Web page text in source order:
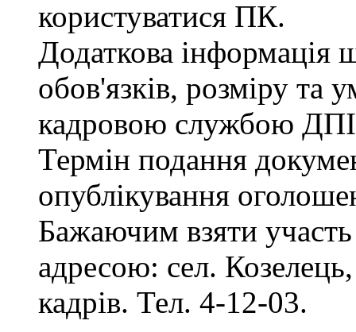
користуватися ПК.
Додаткова інформація
обов'язків, розміру та
кадровою службою
Термін подання
опублікування
Бажаючим взяти участь
адресою: сел.
кадрів. Тел. 4-12-03.